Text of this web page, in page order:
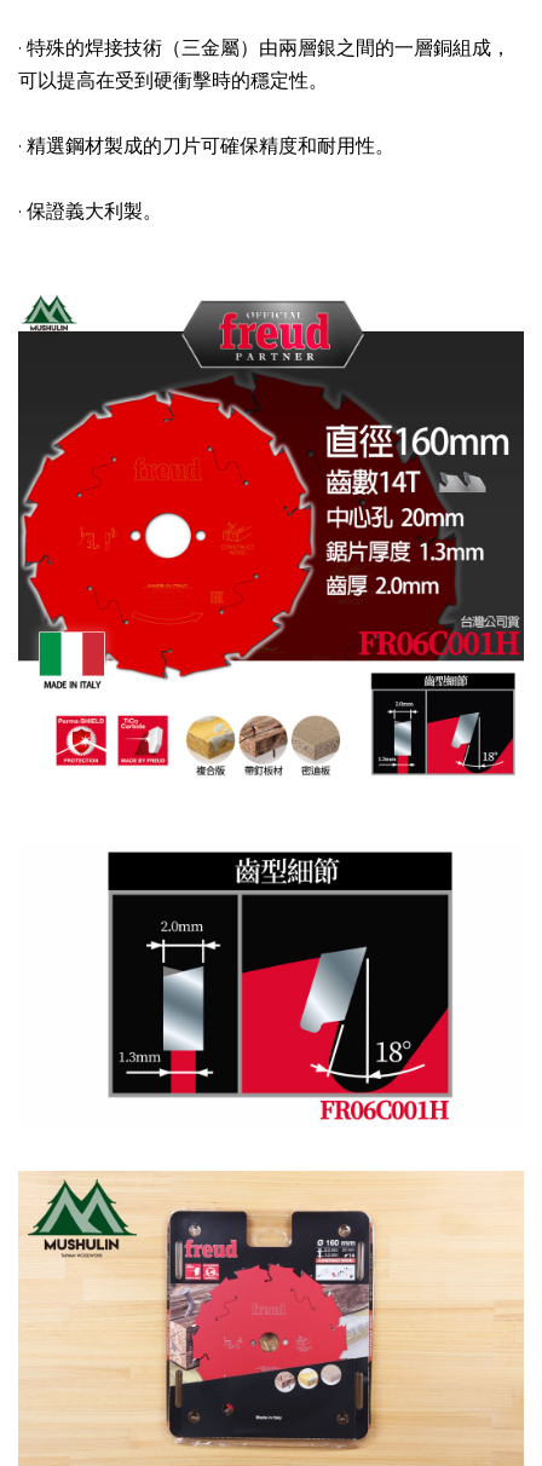
· 特殊的焊接技術（三金屬）由兩層銀之間的一層銅組成，
可以提高在受到硬衝擊時的穩定性。
· 精選鋼材製成的刀片可確保精度和耐用性。
· 保證義大利製。